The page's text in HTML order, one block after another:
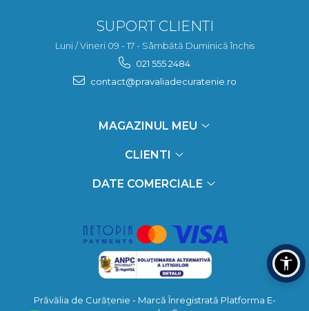
SUPORT CLIENTI
Luni / Vineri 09 - 17 - Sâmbătă Duminică închis
021 555 2484
contact@pravaliadecuratenie.ro
MAGAZINUL MEU
CLIENTI
DATE COMERCIALE
Prăvălia de Curățenie - Marcă Înregistrată Platforma E-